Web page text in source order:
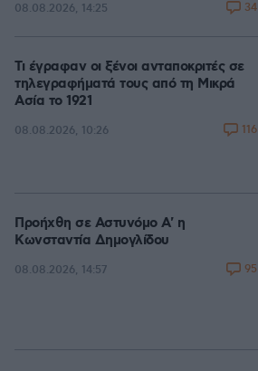
08.08.2026, 14:25 34
Τι έγραφαν οι ξένοι ανταποκριτές σε
τηλεγραφήματά τους από τη Μικρά
Ασία το 1921
08.08.2026, 10:26 116
Προήχθη σε Αστυνόμο Α' η
Κωνσταντία Δημογλίδου
08.08.2026, 14:57 95